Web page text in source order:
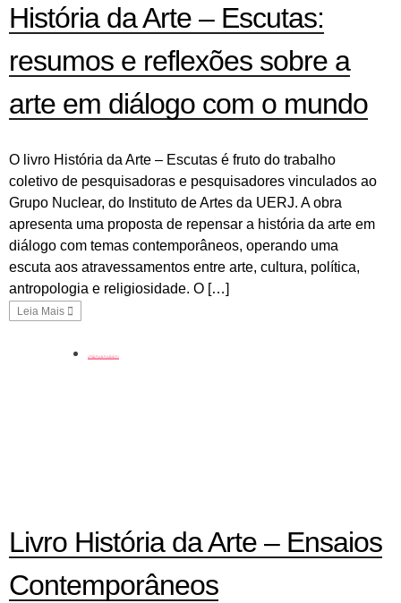
História da Arte – Escutas:
resumos e reflexões sobre a
arte em diálogo com o mundo
O livro História da Arte – Escutas é fruto do trabalho
coletivo de pesquisadoras e pesquisadores vinculados ao
Grupo Nuclear, do Instituto de Artes da UERJ. A obra
apresenta uma proposta de repensar a história da arte em
diálogo com temas contemporâneos, operando uma
escuta aos atravessamentos entre arte, cultura, política,
antropologia e religiosidade. O […]
Leia Mais
coluna
Livro História da Arte – Ensaios
Contemporâneos